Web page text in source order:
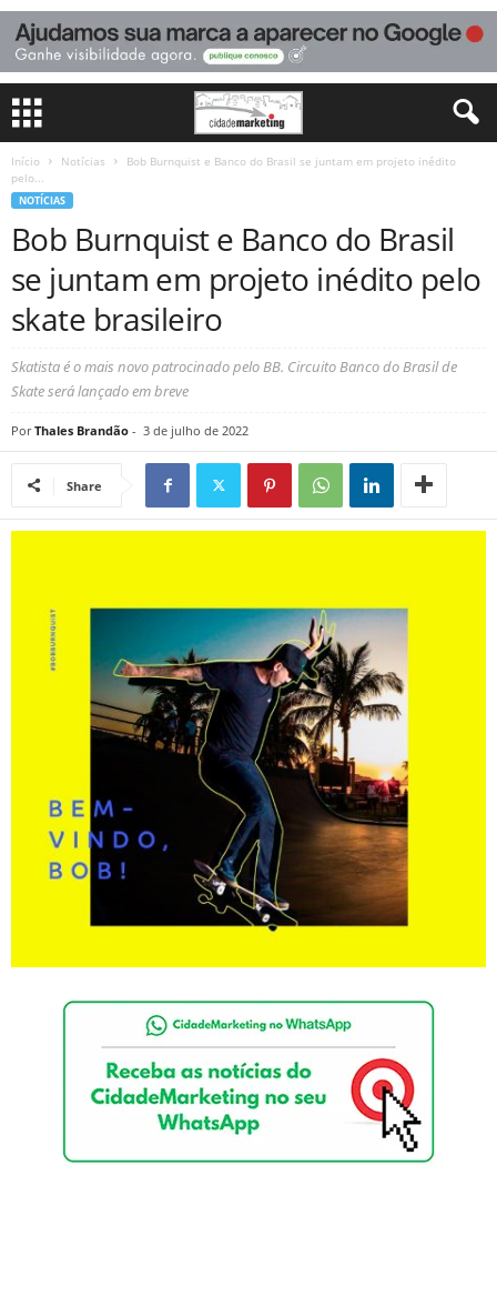
Início Notícias
Bob Burnquist e Banco do Brasil se juntam em projeto inédito
pelo...
NOTÍCIAS
Bob Burnquist e Banco do Brasil
se juntam em projeto inédito pelo
skate brasileiro
Skatista é o mais novo patrocinado pelo BB. Circuito Banco do Brasil de
Skate será lançado em breve
Por Thales Brandão - 3 de julho de 2022
Share